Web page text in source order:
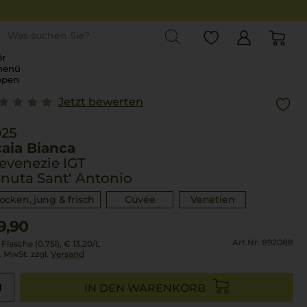
Jetzt bewerten
Bianca
IGT
Sant‘ Antonio
jung & frisch Cuvée Venetien
(0.75l), € 13,20/L
MwSt. zzgl. Versand
Art.Nr. 892088
IN DEN WARENKORB